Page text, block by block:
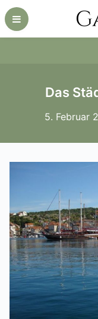
Skip
to
content
Das
5. Februar